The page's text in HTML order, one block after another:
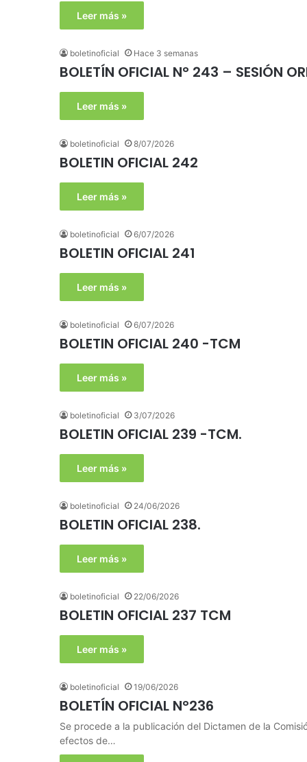
Leer más »
boletinoficial Hace 3 semanas
BOLETÍN OFICIAL N° 243 – SESIÓN
Leer más »
boletinoficial 8/07/2026
BOLETIN OFICIAL 242
Leer más »
boletinoficial 6/07/2026
BOLETIN OFICIAL 241
Leer más »
boletinoficial 6/07/2026
BOLETIN OFICIAL 240 -TCM
Leer más »
boletinoficial 3/07/2026
BOLETIN OFICIAL 239 -TCM.
Leer más »
boletinoficial 24/06/2026
BOLETIN OFICIAL 238.
Leer más »
boletinoficial 22/06/2026
BOLETIN OFICIAL 237 TCM
Leer más »
boletinoficial 19/06/2026
BOLETÍN OFICIAL N°236
Se procede a la publicación del Dictamen de la
efectos de…